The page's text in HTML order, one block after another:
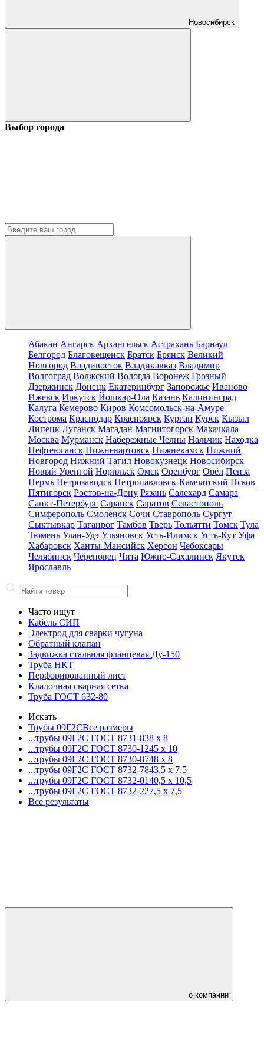
Новосибирск
Выбор города
Абакан Ангарск Архангельск Астрахань Барнаул
Белгород Благовещенск Братск Брянск Великий
Новгород Владивосток Владикавказ Владимир
Волгоград Волжский Вологда Воронеж Грозный
Дзержинск Донецк Екатеринбург Запорожье Иваново
Ижевск Иркутск Йошкар-Ола Казань Калининград
Калуга Кемерово Киров Комсомольск-на-Амуре
Кострома Краснодар Красноярск Курган Курск Кызыл
Липецк Луганск Магадан Магнитогорск Махачкала
Москва Мурманск Набережные Челны Нальчик Находка
Нефтеюганск Нижневартовск Нижнекамск Нижний
Новгород Нижний Тагил Новокузнецк Новосибирск
Новый Уренгой Норильск Омск Оренбург Орёл Пенза
Пермь Петрозаводск Петропавловск-Камчатский Псков
Пятигорск Ростов-на-Дону Рязань Салехард Самара
Санкт-Петербург Саранск Саратов Севастополь
Симферополь Смоленск Сочи Ставрополь Сургут
Сыктывкар Таганрог Тамбов Тверь Тольятти Томск Тула
Тюмень Улан-Удэ Ульяновск Усть-Илимск Усть-Кут Уфа
Хабаровск Ханты-Мансийск Херсон Чебоксары
Челябинск Череповец Чита Южно-Сахалинск Якутск
Ярославль
Часто ищут
Кабель СИП
Электрод для сварки чугуна
Обратный клапан
Задвижка стальная фланцевая Ду-150
Труба НКТ
Перфорированный лист
Кладочная сварная сетка
Труба ГОСТ 632-80
Искать
Трубы 09Г2СВсе размеры
...трубы 09Г2С ГОСТ 8731-838 x 8
...трубы 09Г2С ГОСТ 8730-1245 x 10
...трубы 09Г2С ГОСТ 8730-8748 x 8
...трубы 09Г2С ГОСТ 8732-7843,5 x 7,5
...трубы 09Г2С ГОСТ 8732-0140,5 x 10,5
...трубы 09Г2С ГОСТ 8732-227,5 x 7,5
Все результаты
о компании